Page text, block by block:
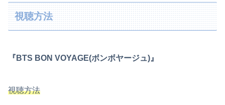
視聴方法
『BTS BON VOYAGE(ボンボヤージュ)』
視聴方法